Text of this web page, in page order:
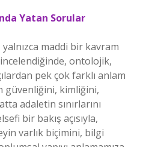
Yatan Sorular
maddi bir kavram
ontolojik,
pek çok farklı anlam
güvenliğini, kimliğini,
adaletin sınırlarını
bir bakış açısıyla,
varlık biçimini, bilgi